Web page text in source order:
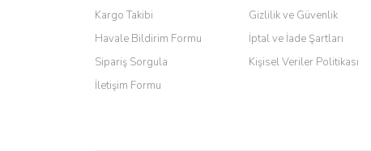
Ürün bilgilerinde hatalar bulunuyor.
Ürün fiyatı diğer sitelerden daha pahalı.
Bu ürüne benzer farklı alternatifler olmalı.
Kargo Takibi
Havale Bildirim Formu
Sipariş Sorgula
İletişim Formu
Gizlilik ve Güvenlik
İptal ve İade Şartları
Kişisel Veriler Politikası